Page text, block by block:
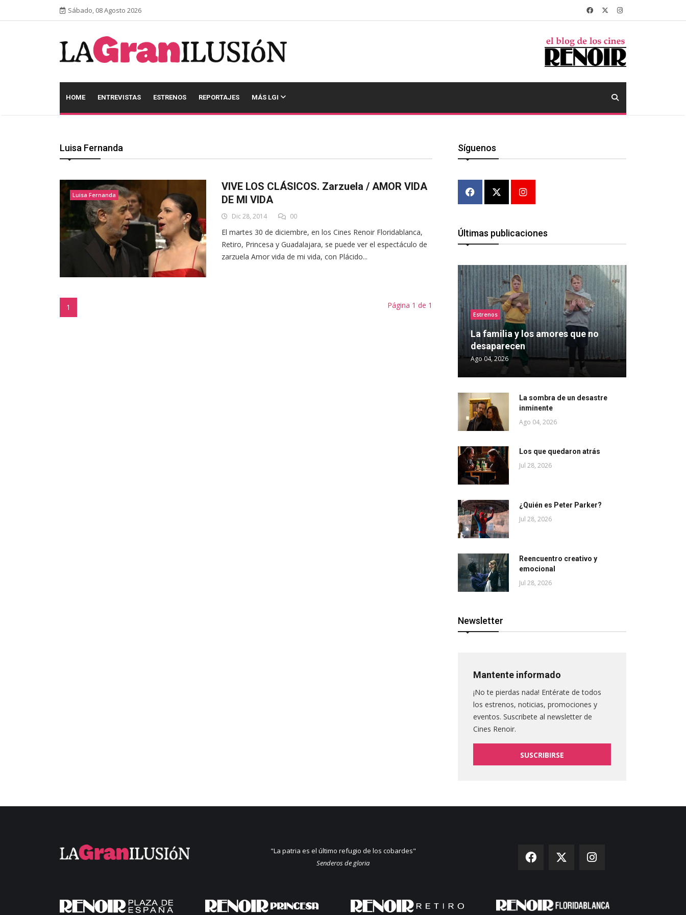
Sábado, 08 Agosto 2026
HOME ENTREVISTAS ESTRENOS REPORTAJES MÁS LGI
Luisa Fernanda
Luisa Fernanda
VIVE LOS CLÁSICOS. Zarzuela / AMOR VIDA
DE MI VIDA
Dic 28, 2014 00
El martes 30 de diciembre, en los Cines Renoir Floridablanca,
Retiro, Princesa y Guadalajara, se puede ver el espectáculo de
zarzuela Amor vida de mi vida, con Plácido...
1 Página 1 de 1
Síguenos
Últimas publicaciones
Estrenos
La familia y los amores que no
desaparecen
Ago 04, 2026
La sombra de un desastre
inminente
Ago 04, 2026
Los que quedaron atrás
Jul 28, 2026
¿Quién es Peter Parker?
Jul 28, 2026
Reencuentro creativo y
emocional
Jul 28, 2026
Newsletter
Mantente informado
¡No te pierdas nada! Entérate de todos
los estrenos, noticias, promociones y
eventos. Suscribete al newsletter de
Cines Renoir.
SUSCRIBIRSE
"La patria es el último refugio de los cobardes"
Senderos de gloria